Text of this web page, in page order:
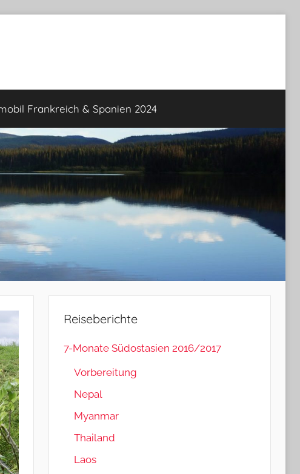
Frankreich & Spanien 2024
Reiseberichte
7-Monate Südostasien 2016/2017
Vorbereitung
Nepal
Myanmar
Thailand
Laos